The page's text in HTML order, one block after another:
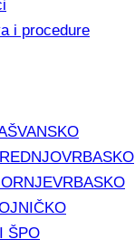
i procedure
ŠPO